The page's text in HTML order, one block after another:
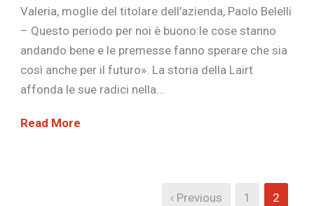
Valeria, moglie del titolare dell’azienda, Paolo Belelli
– Questo periodo per noi è buono:le cose stanno
andando bene e le premesse fanno sperare che sia
così anche per il futuro». La storia della Lairt
affonda le sue radici nella...
Read More
‹ Previous 1 2